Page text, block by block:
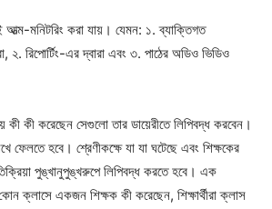
আত্ম-মনিটরিং করা যায়। যেমন: ১. ব্যাক্তিগত
২. রিপোর্টিং-এর দ্বারা এবং ৩. পাঠের অডিও ভিডিও
কী করেছেন সেগুলো তার ডায়েরীতে লিপিবদ্ধ করবেন।
ফেলতে হবে। শ্রেণীকক্ষে যা যা ঘটেছে এবং শিক্ষকের
পুঙ্খানুপুঙ্খরুপে লিপিবদ্ধ করতে হবে। এক
ক্লাসে একজন শিক্ষক কী করেছেন, শিক্ষার্থীরা ক্লাস